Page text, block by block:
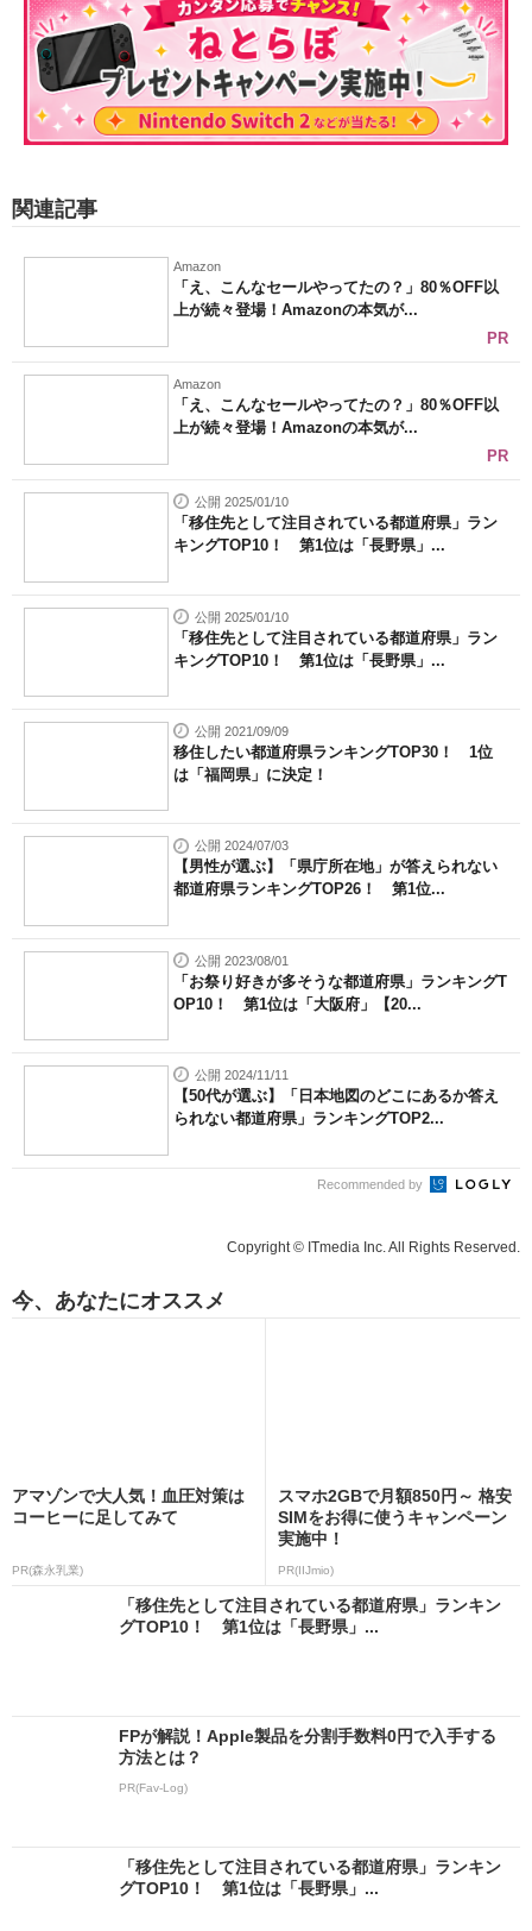
関連記事
Amazon
「え、こんなセールやってたの？」80％OFF以
上が続々登場！Amazonの本気が...
PR
Amazon
「え、こんなセールやってたの？」80％OFF以
上が続々登場！Amazonの本気が...
PR
公開 2025/01/10
「移住先として注目されている都道府県」ラン
キングTOP10！ 第1位は「長野県」...
公開 2025/01/10
「移住先として注目されている都道府県」ラン
キングTOP10！ 第1位は「長野県」...
公開 2021/09/09
移住したい都道府県ランキングTOP30！ 1位
は「福岡県」に決定！
公開 2024/07/03
【男性が選ぶ】「県庁所在地」が答えられない
都道府県ランキングTOP26！ 第1位...
公開 2023/08/01
「お祭り好きが多そうな都道府県」ランキングT
OP10！ 第1位は「大阪府」【20...
公開 2024/11/11
【50代が選ぶ】「日本地図のどこにあるか答え
られない都道府県」ランキングTOP2...
Recommended by
Copyright © ITmedia Inc. All Rights Reserved.
今、あなたにオススメ
アマゾンで大人気！血圧対策は
コーヒーに足してみて
PR(森永乳業)
スマホ2GBで月額850円～ 格安
SIMをお得に使うキャンペーン
実施中！
PR(IIJmio)
「移住先として注目されている都道府県」ランキン
グTOP10！ 第1位は「長野県」...
FPが解説！Apple製品を分割手数料0円で入手する
方法とは？
PR(Fav-Log)
「移住先として注目されている都道府県」ランキン
グTOP10！ 第1位は「長野県」...